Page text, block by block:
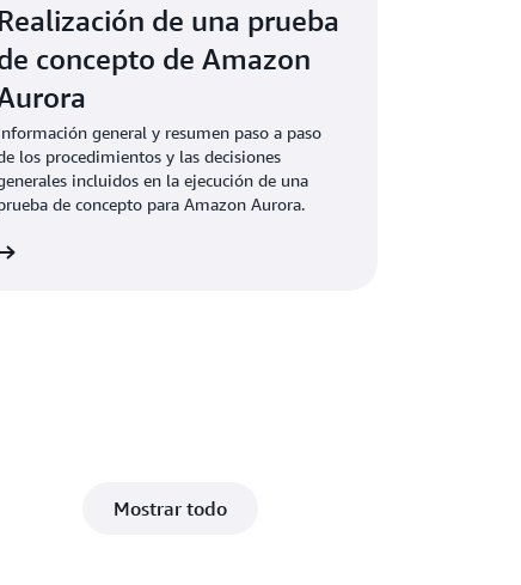
Realización de una prueba
concepto de Amazon
general y resumen paso a paso
los procedimientos y las decisiones
incluidos en la ejecución de una
de concepto para Amazon Aurora.
Mostrar todo